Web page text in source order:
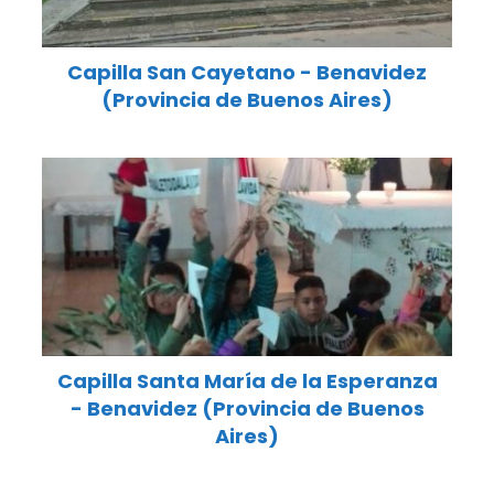
Capilla San Cayetano - Benavidez
(Provincia de Buenos Aires)
Capilla Santa María de la Esperanza
- Benavidez (Provincia de Buenos
Aires)